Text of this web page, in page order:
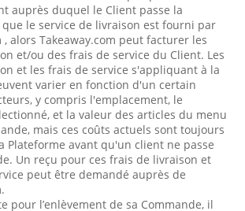
auprès duquel le Client passe la
que le service de livraison est fourni par
, alors Takeaway.com peut facturer les
et/ou des frais de service du Client. Les
et les frais de service s'appliquant à la
varier en fonction d'un certain
y compris l'emplacement, le
et la valeur des articles du menu
mais ces coûts actuels sont toujours
Plateforme avant qu'un client ne passe
Un reçu pour ces frais de livraison et
peut être demandé auprès de
pour l’enlèvement de sa Commande, il